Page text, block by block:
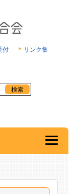
付 リンク集